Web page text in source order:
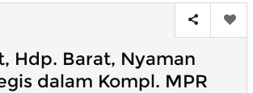
Hdp. Barat, Nyaman
dalam Kompl. MPR